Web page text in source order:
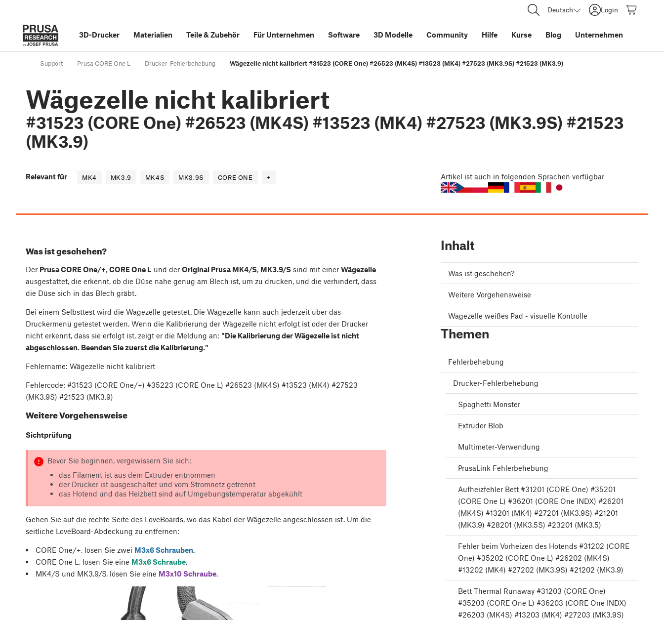
Deutsch Login
3D-Drucker Materialien Teile&Zubehör Für Unternehmen Software 3D Modelle Community Hilfe Kurse Blog Unternehmen
Support Prusa CORE One L Drucker-Fehlerbehebung Wägezelle nicht kalibriert #31523 (CORE One) #26523 (MK4S) #13523 (MK4) #27523 (MK3.9S) #21523 (MK3.9)
Wägezelle nicht kalibriert
#31523 (CORE One) #26523 (MK4S) #13523 (MK4) #27523 (MK3.9S) #21523
(MK3.9)
Relevant für MK4 MK3.9 MK4S MK3.9S CORE ONE + Artikel ist auch in folgenden Sprachen verfügbar
Was ist geschehen?
Der Prusa CORE One/+, CORE One L und der Original Prusa MK4/S, MK3.9/S sind mit einer Wägezelle
ausgestattet, die erkennt, ob die Düse nahe genug am Blech ist, um zu drucken, und die verhindert, dass
die Düse sich in das Blech gräbt.
Bei einem Selbsttest wird die Wägezelle getestet. Die Wägezelle kann auch jederzeit über das
Druckermenü getestet werden. Wenn die Kalibrierung der Wägezelle nicht erfolgt ist oder der Drucker
nicht erkennt, dass sie erfolgt ist, zeigt er die Meldung an: "Die Kalibrierung der Wägezelle ist nicht
abgeschlossen. Beenden Sie zuerst die Kalibrierung."
Fehlername: Wägezelle nicht kalibriert
Fehlercode: #31523 (CORE One/+) #35223 (CORE One L) #26523 (MK4S) #13523 (MK4) #27523
(MK3.9S) #21523 (MK3.9)
Weitere Vorgehensweise
Sichtprüfung
Bevor Sie beginnen, vergewissern Sie sich:
das Filament ist aus dem Extruder entnommen
der Drucker ist ausgeschaltet und vom Stromnetz getrennt
das Hotend und das Heizbett sind auf Umgebungstemperatur abgekühlt
Gehen Sie auf die rechte Seite des LoveBoards, wo das Kabel der Wägezelle angeschlossen ist. Um die
seitliche LoveBoard-Abdeckung zu entfernen:
CORE One/+, lösen Sie zwei M3x6 Schrauben.
CORE One L, lösen Sie eine M3x6 Schraube.
MK4/S und MK3.9/S, lösen Sie eine M3x10 Schraube.
Inhalt
Was ist geschehen?
Weitere Vorgehensweise
Wägezelle weißes Pad - visuelle Kontrolle
Themen
Fehlerbehebung
Drucker-Fehlerbehebung
Spaghetti Monster
Extruder Blob
Multimeter-Verwendung
PrusaLink Fehlerbehebung
Aufheizfehler Bett #31201 (CORE One) #35201
(CORE One L) #36201 (CORE One INDX) #26201
(MK4S) #13201 (MK4) #27201 (MK3.9S) #21201
(MK3.9) #28201 (MK3.5S) #23201 (MK3.5)
Fehler beim Vorheizen des Hotends #31202 (CORE
One) #35202 (CORE One L) #26202 (MK4S)
#13202 (MK4) #27202 (MK3.9S) #21202 (MK3.9)
Bett Thermal Runaway #31203 (CORE One)
#35203 (CORE One L) #36203 (CORE One INDX)
#26203 (MK4S) #13203 (MK4) #27203 (MK3.9S)